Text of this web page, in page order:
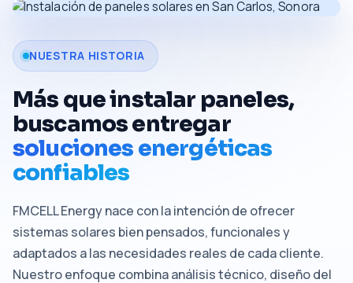
NUESTRA HISTORIA
Más que instalar paneles,
buscamos entregar
soluciones energéticas
confiables
FMCELL Energy nace con la intención de ofrecer
sistemas solares bien pensados, funcionales y
adaptados a las necesidades reales de cada cliente.
Nuestro enfoque combina análisis técnico, diseño del